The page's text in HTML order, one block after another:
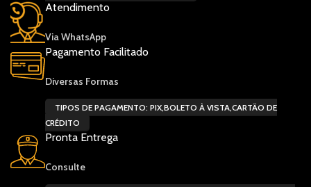
Atendimento
Via WhatsApp
Pagamento Facilitado
Diversas Formas
TIPOS DE PAGAMENTO: PIX,BOLETO À VISTA,CARTÃO DE
CRÉDITO
Pronta Entrega
Consulte